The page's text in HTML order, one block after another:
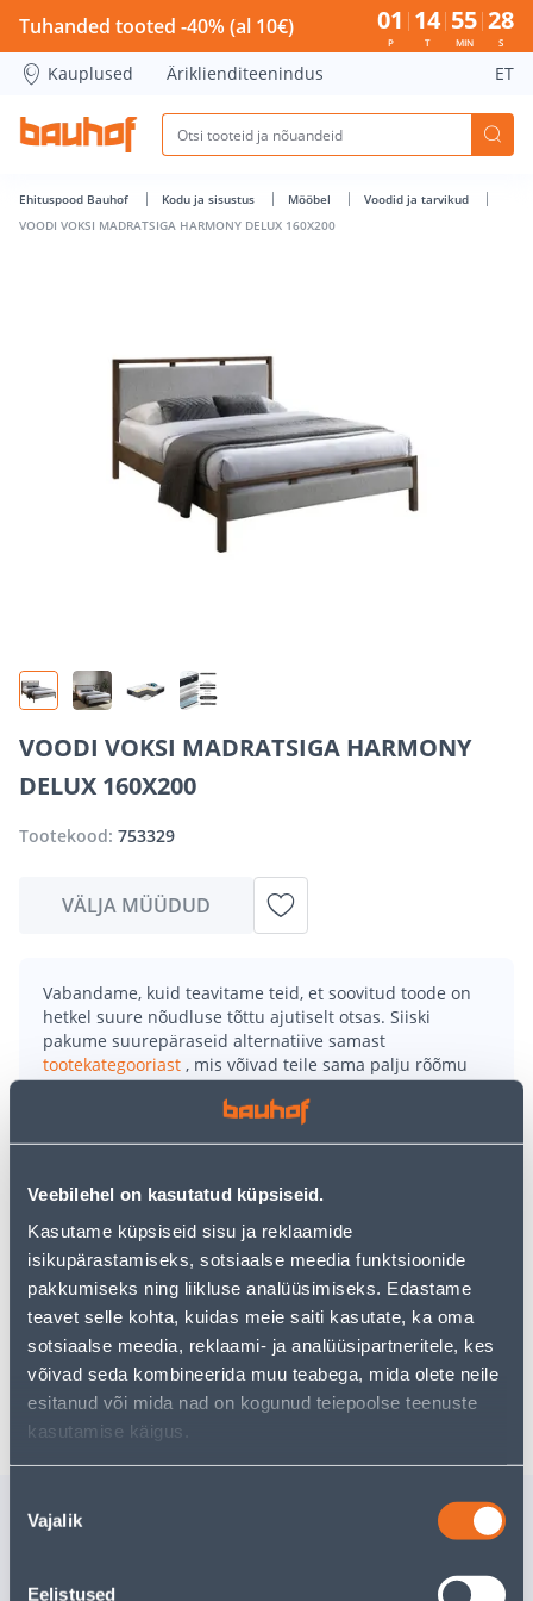
Veebilehel on kasutatud küpsiseid.
Kasutame küpsiseid sisu ja reklaamide
isikupärastamiseks, sotsiaalse meedia funktsioonide
pakkumiseks ning liikluse analüüsimiseks. Edastame
teavet selle kohta, kuidas meie saiti kasutate, ka oma
sotsiaalse meedia, reklaami- ja analüüsipartneritele, kes
võivad seda kombineerida muu teabega, mida olete neile
esitanud või mida nad on kogunud teiepoolse teenuste
kasutamise käigus.
valik
Vajalik
Eelistused
VOODI VOKSI MADRATSIGA HARMONY DELUX 160X200 -
Tuhanded tooted -40% (al 10€) 01
P
14
T
55
MIN
27
S
Kauplused Äriklienditeenindus ET
Ehituspood Bauhof Kodu ja sisustus Mööbel
Voodid ja tarvikud
VOODI VOKSI MADRATSIGA HARMONY DELUX 160X200
VOODI VOKSI MADRATSIGA HARMONY
DELUX 160X200
Tootekood: 753329
VÄLJA MÜÜDUD
Vabandame, kuid teavitame teid, et soovitud toode on
hetkel suure nõudluse tõttu ajutiselt otsas. Siiski
pakume suurepäraseid alternatiive samast
tootekategooriast , mis võivad teile sama palju rõõmu
pakkuda!
Teie ostlemisrõõm ei pea aga siin lõppema - oma
veelgi meelepärasemad valikuid. Head ostlemist!
• 14-päevane tagastusõigus.
• HANKIJA LAOST TELLITAV TOODE
Sarnased tooted